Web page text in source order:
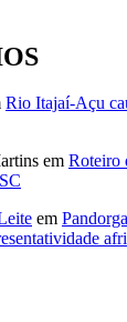
Rio Itajaí-Açu
em Roteiro
em